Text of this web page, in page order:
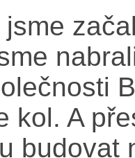
kol. A
budovat